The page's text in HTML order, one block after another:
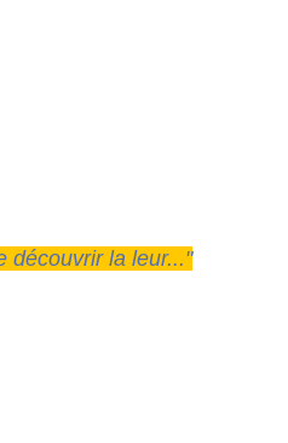
découvrir la leur..."